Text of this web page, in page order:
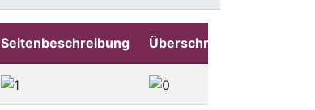
Seitenbeschreibung Überschriften